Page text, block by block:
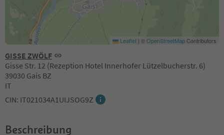
GISSE ZWÖLF
Gisse Str. 12 (Rezeption Hotel Innerhofer Lützelbucherstr. 6)
39030 Gais BZ
IT
CIN: IT021034A1UIJSOG9Z
Leaflet | ©OpenStreetMapContributors
Beschreibung